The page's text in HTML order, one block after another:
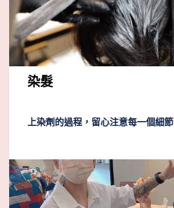
染髮
上染劑的過程，留心注意每一個細節